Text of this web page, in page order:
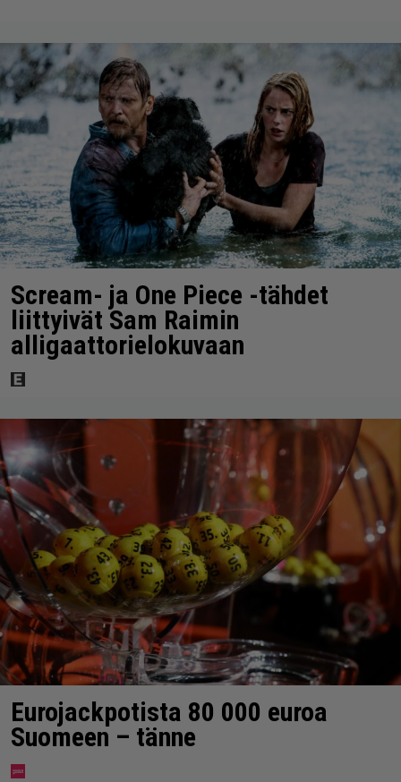
Scream- ja One Piece -tähdet
liittyivät Sam Raimin
alligaattorielokuvaan
Eurojackpotista 80 000 euroa
Suomeen – tänne